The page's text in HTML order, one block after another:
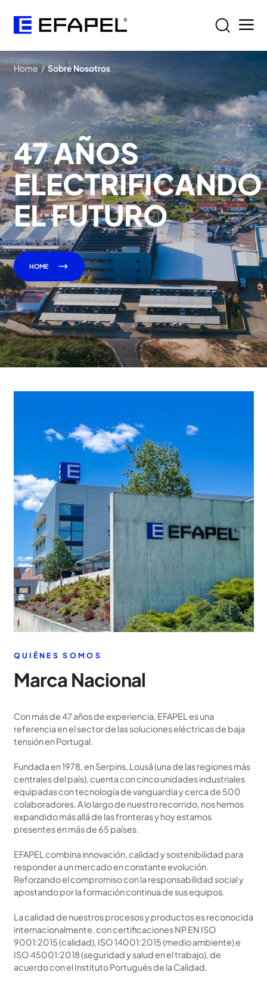
Home / Sobre Nosotros
47 AÑOS
ELECTRIFICANDO
EL FUTURO
HOME
QUIÉNES SOMOS
Marca Nacional
Con más de 47 años de experiencia, EFAPEL es una
referencia en el sector de las soluciones eléctricas de baja
tensión en Portugal.
Fundada en 1978, en Serpins, Lousã (una de las regiones más
centrales del país), cuenta con cinco unidades industriales
equipadas con tecnología de vanguardia y cerca de 500
colaboradores. A lo largo de nuestro recorrido, nos hemos
expandido más allá de las fronteras y hoy estamos
presentes en más de 65 países.
EFAPEL combina innovación, calidad y sostenibilidad para
responder a un mercado en constante evolución.
Reforzando el compromiso con la responsabilidad social y
apostando por la formación continua de sus equipos.
La calidad de nuestros procesos y productos es reconocida
internacionalmente, con certificaciones NP EN ISO
9001:2015 (calidad), ISO 14001:2015 (medio ambiente) e
ISO 45001:2018 (seguridad y salud en el trabajo), de
acuerdo con el Instituto Portugués de la Calidad.